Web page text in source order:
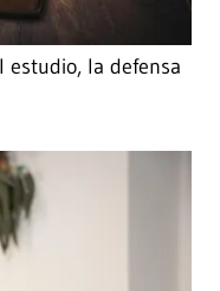
estudio, la defensa